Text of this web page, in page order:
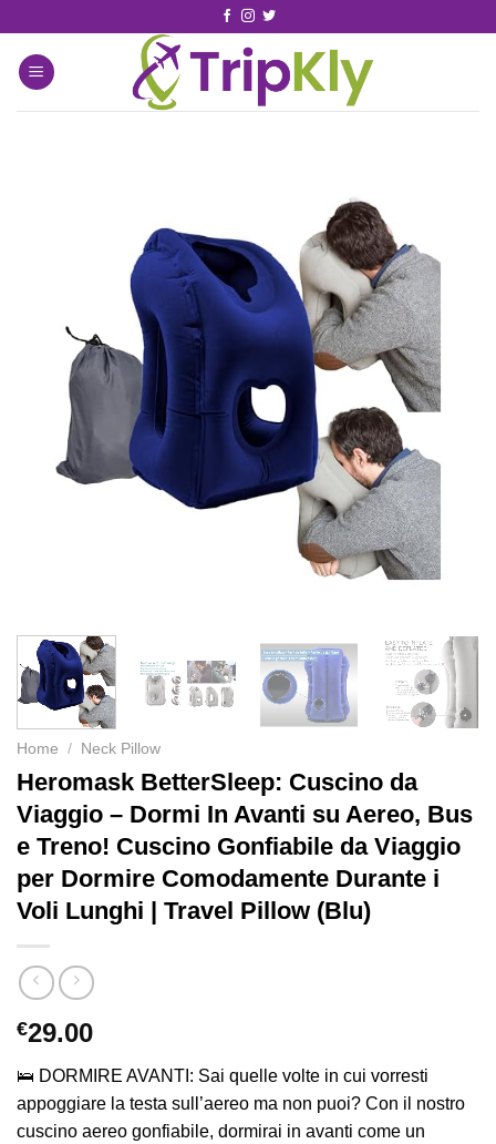
Home / Neck Pillow
Heromask BetterSleep: Cuscino da
Viaggio – Dormi In Avanti su Aereo, Bus
e Treno! Cuscino Gonfiabile da Viaggio
per Dormire Comodamente Durante i
Voli Lunghi | Travel Pillow (Blu)
€29.00
🛌 DORMIRE AVANTI: Sai quelle volte in cui vorresti
appoggiare la testa sull’aereo ma non puoi? Con il nostro
cuscino aereo gonfiabile, dormirai in avanti come un